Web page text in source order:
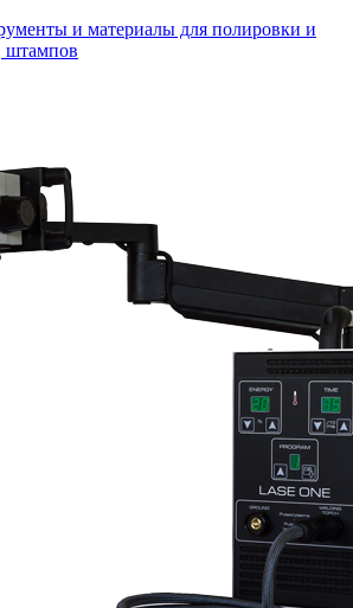
и материалы для полировки и
штампов